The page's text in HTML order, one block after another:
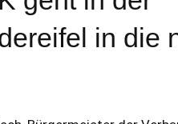
in die